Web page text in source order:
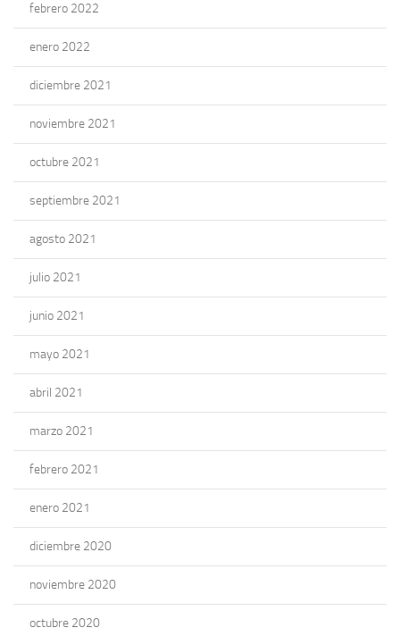
febrero 2022
enero 2022
diciembre 2021
noviembre 2021
octubre 2021
septiembre 2021
agosto 2021
julio 2021
junio 2021
mayo 2021
abril 2021
marzo 2021
febrero 2021
enero 2021
diciembre 2020
noviembre 2020
octubre 2020